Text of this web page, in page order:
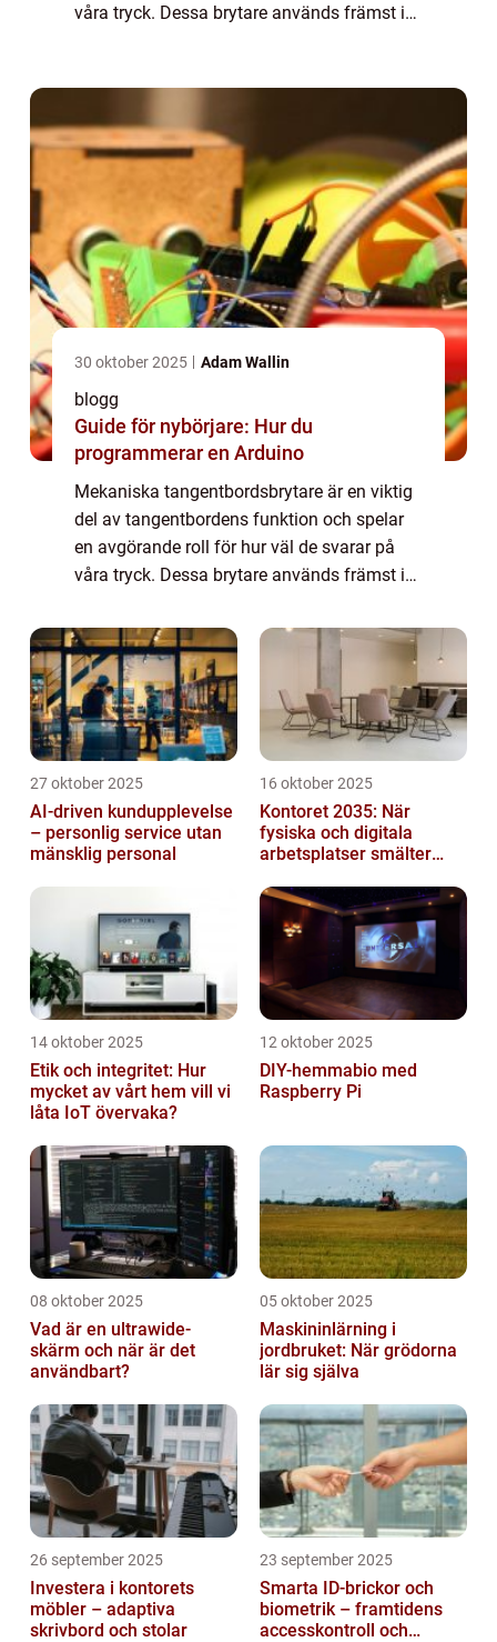
våra tryck. Dessa brytare används främst i
30 oktober 2025 Adam Wallin
blogg
Guide för nybörjare: Hur du
programmerar en Arduino
Mekaniska tangentbordsbrytare är en viktig
del av tangentbordens funktion och spelar
en avgörande roll för hur väl de svarar på
våra tryck. Dessa brytare används främst i
27 oktober 2025
AI-driven kundupplevelse
– personlig service utan
mänsklig personal
16 oktober 2025
Kontoret 2035: När
fysiska och digitala
arbetsplatser smälter
14 oktober 2025
Etik och integritet: Hur
mycket av vårt hem vill vi
låta IoT övervaka?
12 oktober 2025
DIY-hemmabio med
Raspberry Pi
08 oktober 2025
Vad är en ultrawide-
skärm och när är det
användbart?
05 oktober 2025
Maskininlärning i
jordbruket: När grödorna
lär sig själva
26 september 2025
Investera i kontorets
möbler – adaptiva
skrivbord och stolar
23 september 2025
Smarta ID-brickor och
biometrik – framtidens
accesskontroll och